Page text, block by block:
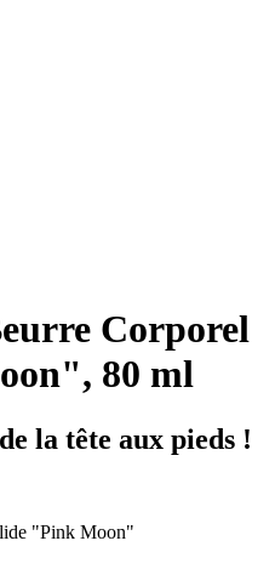
Corporel
80 ml
la tête aux pieds !
"Pink Moon"